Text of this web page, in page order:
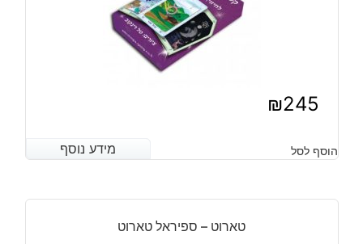
₪245
מידע נוסף הוסף לסל מידע נוסף
טארוט – ספיראל טארוט